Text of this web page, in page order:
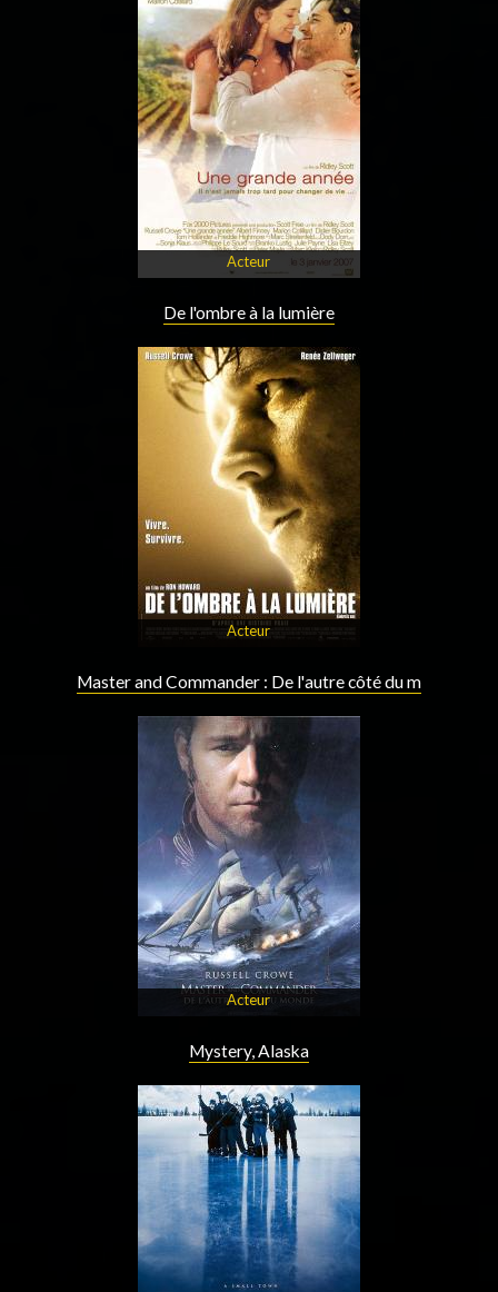
Acteur
De l'ombre à la lumière
Acteur
Master and Commander : De l'autre côté du m
Acteur
Mystery, Alaska